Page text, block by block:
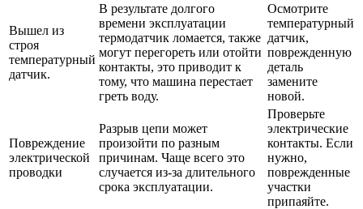
Вышел из
строя
температурный
датчик.
В результате долгого
времени эксплуатации
термодатчик ломается, также
могут перегореть или отойти
контакты, это приводит к
тому, что машина перестает
греть воду.
Осмотрите
температурный
датчик,
поврежденную
деталь
замените
новой.
Повреждение
электрической
проводки
Разрыв цепи может
произойти по разным
причинам. Чаще всего это
случается из-за длительного
срока эксплуатации.
Проверьте
электрические
контакты. Если
нужно,
поврежденные
участки
припаяйте.